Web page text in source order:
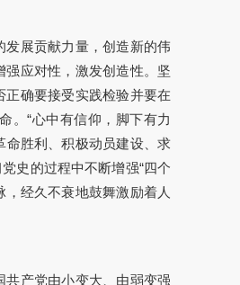
发展贡献力量，创造新的伟
应对性，激发创造性。坚
确要接受实践检验并要在
。“心中有信仰，脚下有力
命胜利、积极动员建设、求
史的过程中不断增强“四个
，经久不衰地鼓舞激励着人
产党由小变大、由弱变强